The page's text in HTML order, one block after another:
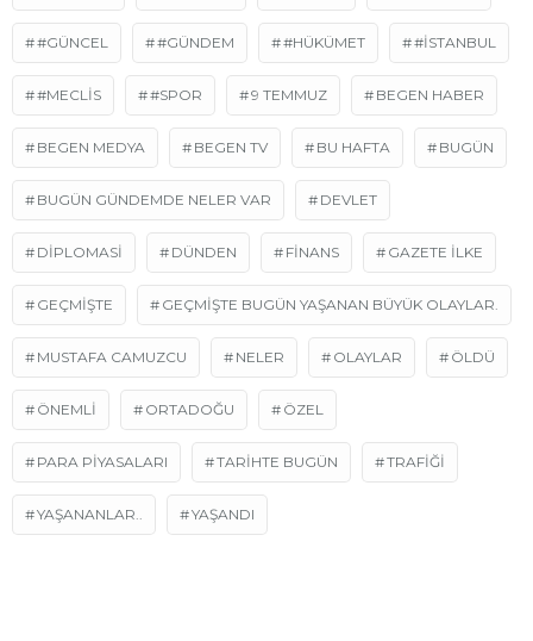
#GÜNCEL #GÜNDEM #HÜKÜMET #İSTANBUL
#MECLIS #SPOR 9 TEMMUZ BEGEN HABER
BEGEN MEDYA BEGEN TV BU HAFTA BUGÜN
BUGÜN GÜNDEMDE NELER VAR DEVLET
DIPLOMASI DÜNDEN FINANS GAZETE ILKE
GEÇMIŞTE GEÇMIŞTE BUGÜN YAŞANAN BÜYÜK OLAYLAR.
MUSTAFA CAMUZCU NELER OLAYLAR ÖLDÜ
ÖNEMLI ORTADOĞU ÖZEL
PARA PIYASALARI TARİHTE BUGÜN TRAFIĞI
YAŞANANLAR.. YAŞANDI